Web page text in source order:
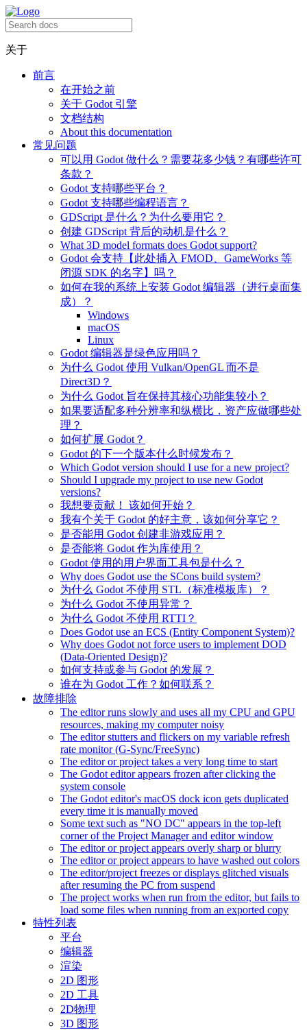
关于
前言
在开始之前
关于 Godot 引擎
文档结构
About this documentation
常见问题
可以用 Godot 做什么？需要花多少钱？有哪些许可
条款？
Godot 支持哪些平台？
Godot 支持哪些编程语言？
GDScript 是什么？为什么要用它？
创建 GDScript 背后的动机是什么？
What 3D model formats does Godot support?
Godot 会支持【此处插入 FMOD、GameWorks 等
闭源 SDK 的名字】吗？
如何在我的系统上安装 Godot 编辑器（进行桌面集
成）？
Windows
macOS
Linux
Godot 编辑器是绿色应用吗？
为什么 Godot 使用 Vulkan/OpenGL 而不是
Direct3D？
为什么 Godot 旨在保持其核心功能集较小？
如果要适配多种分辨率和纵横比，资产应做哪些处
理？
如何扩展 Godot？
Godot 的下一个版本什么时候发布？
Which Godot version should I use for a new project?
Should I upgrade my project to use new Godot
versions?
我想要贡献！ 该如何开始？
我有个关于 Godot 的好主意，该如何分享它？
是否能用 Godot 创建非游戏应用？
是否能将 Godot 作为库使用？
Godot 使用的用户界面工具包是什么？
Why does Godot use the SCons build system?
为什么 Godot 不使用 STL（标准模板库）？
为什么 Godot 不使用异常？
为什么 Godot 不使用 RTTI？
Does Godot use an ECS (Entity Component System)?
Why does Godot not force users to implement DOD
(Data-Oriented Design)?
如何支持或参与 Godot 的发展？
谁在为 Godot 工作？如何联系？
故障排除
The editor runs slowly and uses all my CPU and GPU
resources, making my computer noisy
The editor stutters and flickers on my variable refresh
rate monitor (G-Sync/FreeSync)
The editor or project takes a very long time to start
The Godot editor appears frozen after clicking the
system console
The Godot editor's macOS dock icon gets duplicated
every time it is manually moved
Some text such as "NO DC" appears in the top-left
corner of the Project Manager and editor window
The editor or project appears overly sharp or blurry
The editor or project appears to have washed out colors
The editor/project freezes or displays glitched visuals
after resuming the PC from suspend
The project works when run from the editor, but fails to
load some files when running from an exported copy
特性列表
平台
编辑器
渲染
2D 图形
2D 工具
2D物理
3D 图形